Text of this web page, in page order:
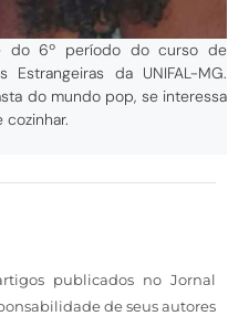
do 6º período do curso de
Estrangeiras da UNIFAL-MG.
do mundo pop, se interessa
cozinhar.
publicados no Jornal
de seus autores